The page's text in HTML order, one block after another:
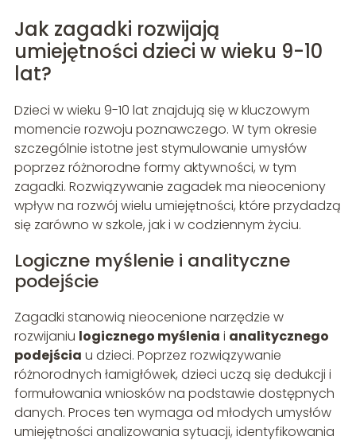
Jak zagadki rozwijają
umiejętności dzieci w wieku 9-10
lat?
Dzieci w wieku 9-10 lat znajdują się w kluczowym
momencie rozwoju poznawczego. W tym okresie
szczególnie istotne jest stymulowanie umysłów
poprzez różnorodne formy aktywności, w tym
zagadki. Rozwiązywanie zagadek ma nieoceniony
wpływ na rozwój wielu umiejętności, które przydadzą
się zarówno w szkole, jak i w codziennym życiu.
Logiczne myślenie i analityczne
podejście
Zagadki stanowią nieocenione narzędzie w
rozwijaniu logicznego myślenia i analitycznego
podejścia u dzieci. Poprzez rozwiązywanie
różnorodnych łamigłówek, dzieci uczą się dedukcji i
formułowania wniosków na podstawie dostępnych
danych. Proces ten wymaga od młodych umysłów
umiejętności analizowania sytuacji, identyfikowania